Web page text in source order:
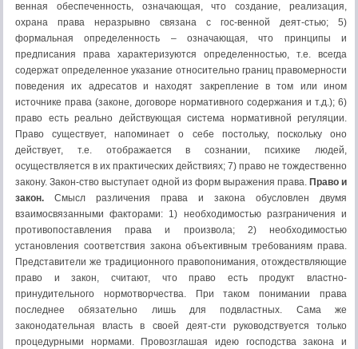
венная обеспеченность, означающая, что создание, реализация,
охрана права неразрывно связана с гос-венной деят-стью; 5)
формальная определенность – означающая, что принципы и
предписания права характеризуются определенностью, т.е. всегда
содержат определенное указание относительно границ правомерности
поведения их адресатов и находят закрепление в том или ином
источнике права (законе, договоре нормативного содержания и т.д.); 6)
право есть реально действующая система нормативной регуляции.
Право существует, напоминает о себе постольку, поскольку оно
действует, т.е. отображается в сознании, психике людей,
осуществляется в их практических действиях; 7) право не тождественно
закону. Закон-ство выступает одной из форм выражения права. Право и
закон. Смысл различения права и закона обусловлен двумя
взаимосвязанными факторами: 1) необходимостью разграничения и
противопоставления права и произвола; 2) необходимостью
установления соответствия закона объективным требованиям права.
Представители же традиционного правопонимания, отождествляющие
право и закон, считают, что право есть продукт властно-
принудительного нормотворчества. При таком понимании права
последнее обязательно лишь для подвластных. Сама же
законодательная власть в своей деят-сти руководствуется только
процедурными нормами. Провозглашая идею господства закона и